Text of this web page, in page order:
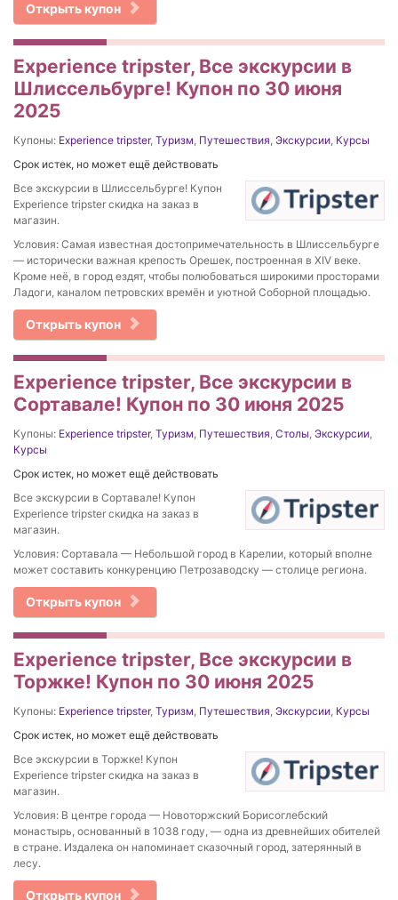
Открыть купон
Experience tripster, Все экскурсии в
Шлиссельбурге! Купон по 30 июня
2025
Купоны: Experience tripster, Туризм, Путешествия, Экскурсии, Курсы
Срок истек, но может ещё действовать
Все экскурсии в Шлиссельбурге! Купон
Experience tripster скидка на заказ в
магазин.
Условия: Самая известная достопримечательность в Шлиссельбурге
— исторически важная крепость Орешек, построенная в XIV веке.
Кроме неё, в город ездят, чтобы полюбоваться широкими просторами
Ладоги, каналом петровских времён и уютной Соборной площадью.
Открыть купон
Experience tripster, Все экскурсии в
Сортавале! Купон по 30 июня 2025
Купоны: Experience tripster, Туризм, Путешествия, Столы, Экскурсии,
Курсы
Срок истек, но может ещё действовать
Все экскурсии в Сортавале! Купон
Experience tripster скидка на заказ в
магазин.
Условия: Сортавала — Небольшой город в Карелии, который вполне
может составить конкуренцию Петрозаводску — столице региона.
Открыть купон
Experience tripster, Все экскурсии в
Торжке! Купон по 30 июня 2025
Купоны: Experience tripster, Туризм, Путешествия, Экскурсии, Курсы
Срок истек, но может ещё действовать
Все экскурсии в Торжке! Купон
Experience tripster скидка на заказ в
магазин.
Условия: В центре города — Новоторжский Борисоглебский
монастырь, основанный в 1038 году, — одна из древнейших обителей
в стране. Издалека он напоминает сказочный город, затерянный в
лесу.
Открыть купон